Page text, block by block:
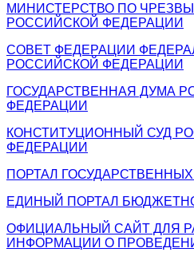
МИНИСТЕРСТВО ПО
РОССИЙСКОЙ ФЕДЕРАЦИИ
СОВЕТ ФЕДЕРАЦИИ
РОССИЙСКОЙ ФЕДЕРАЦИИ
ГОСУДАРСТВЕННАЯ ДУМА
ФЕДЕРАЦИИ
КОНСТИТУЦИОННЫЙ СУД
ФЕДЕРАЦИИ
ПОРТАЛ
ЕДИНЫЙ ПОРТАЛ
ОФИЦИАЛЬНЫЙ САЙТ ДЛЯ
ИНФОРМАЦИИ О